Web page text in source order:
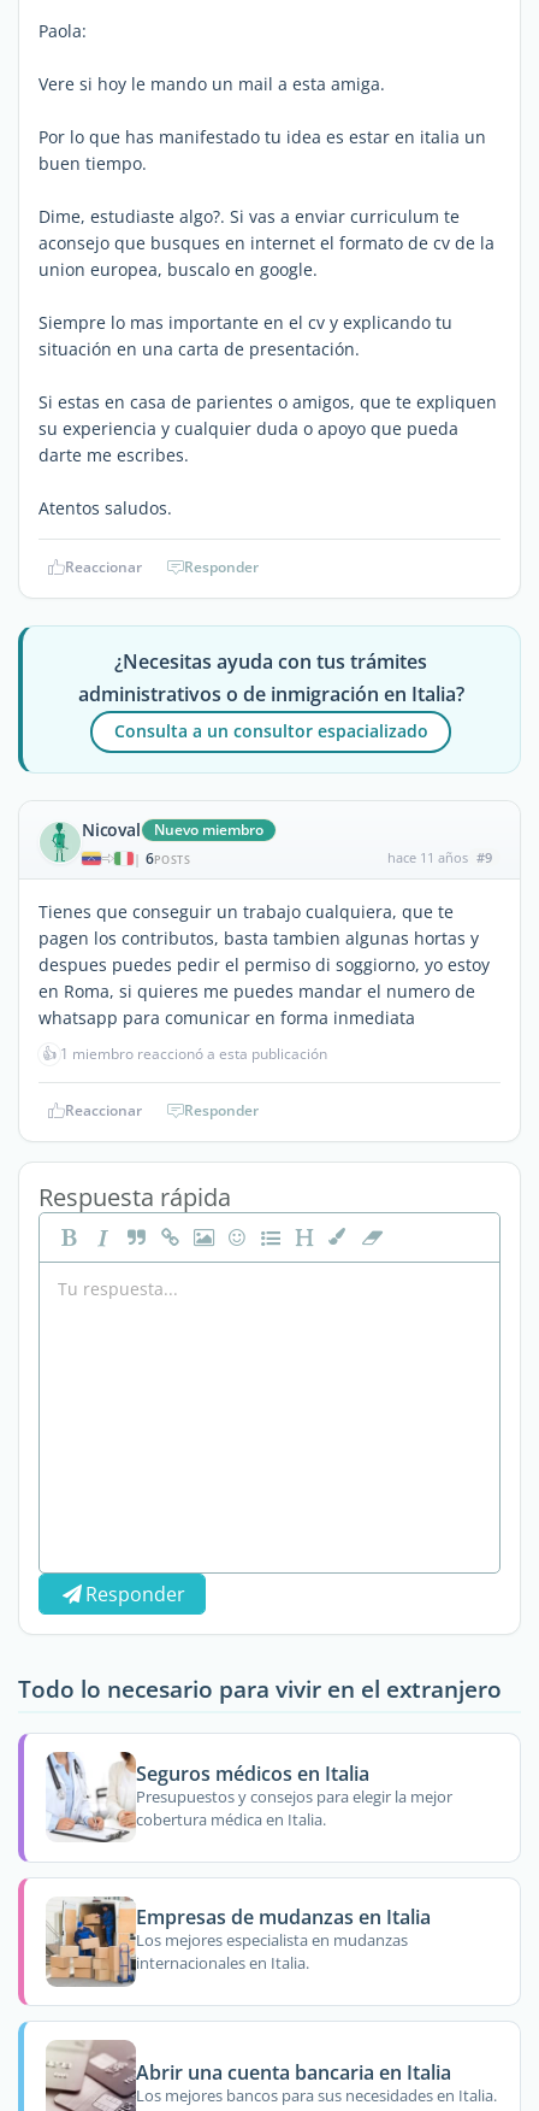
Paola:
Vere si hoy le mando un mail a esta amiga.
Por lo que has manifestado tu idea es estar en italia un
buen tiempo.
Dime, estudiaste algo?. Si vas a enviar curriculum te
aconsejo que busques en internet el formato de cv de la
union europea, buscalo en google.
Siempre lo mas importante en el cv y explicando tu
situación en una carta de presentación.
Si estas en casa de parientes o amigos, que te expliquen
su experiencia y cualquier duda o apoyo que pueda
darte me escribes.
Atentos saludos.
Reaccionar Responder
¿Necesitas ayuda con tus trámites
administrativos o de inmigración en Italia?
Consulta a un consultor espacializado
Nicoval Nuevo miembro
| 6POSTS hace 11 años #9
Tienes que conseguir un trabajo cualquiera, que te
pagen los contributos, basta tambien algunas hortas y
despues puedes pedir el permiso di soggiorno, yo estoy
en Roma, si quieres me puedes mandar el numero de
whatsapp para comunicar en forma inmediata
👍 1 miembro reaccionó a esta publicación
Reaccionar Responder
Respuesta rápida
Responder
Todo lo necesario para vivir en el extranjero
Seguros médicos en Italia
Presupuestos y consejos para elegir la mejor
cobertura médica en Italia.
Empresas de mudanzas en Italia
Los mejores especialista en mudanzas
internacionales en Italia.
Abrir una cuenta bancaria en Italia
Los mejores bancos para sus necesidades en Italia.